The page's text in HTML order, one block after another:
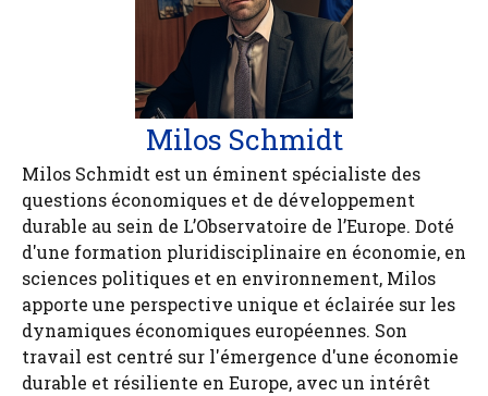
Milos Schmidt
Milos Schmidt est un éminent spécialiste des
questions économiques et de développement
durable au sein de L’Observatoire de l’Europe. Doté
d'une formation pluridisciplinaire en économie, en
sciences politiques et en environnement, Milos
apporte une perspective unique et éclairée sur les
dynamiques économiques européennes. Son
travail est centré sur l'émergence d'une économie
durable et résiliente en Europe, avec un intérêt